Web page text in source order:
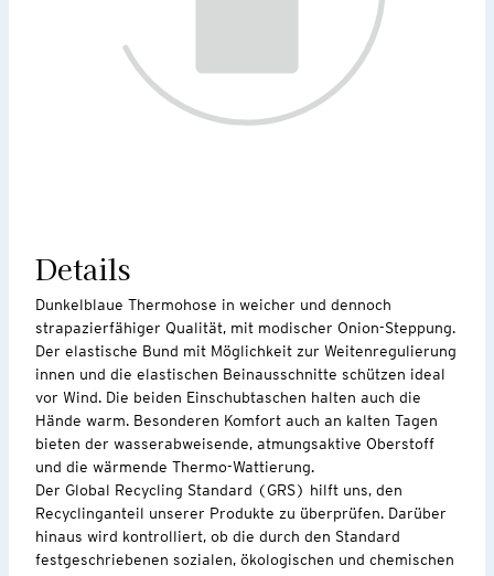
Details
Dunkelblaue Thermohose in weicher und dennoch
strapazierfähiger Qualität, mit modischer Onion-Steppung.
Der elastische Bund mit Möglichkeit zur Weitenregulierung
innen und die elastischen Beinausschnitte schützen ideal
vor Wind. Die beiden Einschubtaschen halten auch die
Hände warm. Besonderen Komfort auch an kalten Tagen
bieten der wasserabweisende, atmungsaktive Oberstoff
und die wärmende Thermo-Wattierung.
Der Global Recycling Standard (GRS) hilft uns, den
Recyclinganteil unserer Produkte zu überprüfen. Darüber
hinaus wird kontrolliert, ob die durch den Standard
festgeschriebenen sozialen, ökologischen und chemischen